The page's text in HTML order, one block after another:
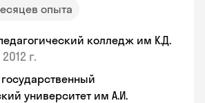
опыта
колледж им К.Д.
2012 г.
университет им А.И.